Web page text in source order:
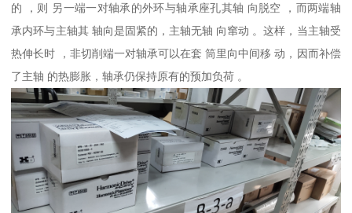
的 ，则 另一端一对轴承的外环与轴承座孔其轴 向脱空 ，而两端轴
承内环与主轴其 轴向是固紧的，主轴无轴 向窜动 。这样，当主轴受
热伸长时 ，非切削端一对轴承可以在套 筒里向中间移 动，因而补偿
了主轴 的热膨胀，轴承仍保持原有的预加负荷 。